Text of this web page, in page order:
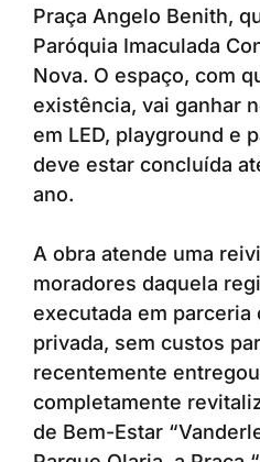
Praça Angelo Benith,
Paróquia Imaculada
Nova. O espaço, com
existência, vai ganhar
em LED, playground e
deve estar concluída
ano.
A obra atende uma
moradores daquela
executada em parceria
privada, sem custos
recentemente
completamente
de Bem-Estar